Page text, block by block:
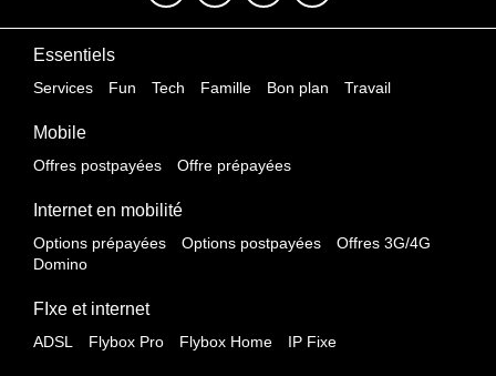
Essentiels
Services Fun Tech Famille Bon plan Travail
Mobile
Offres postpayées Offre prépayées
Internet en mobilité
Options prépayées Options postpayées
Offres 3G/4G
Domino
FIxe et internet
ADSL Flybox Pro Flybox Home IP Fixe